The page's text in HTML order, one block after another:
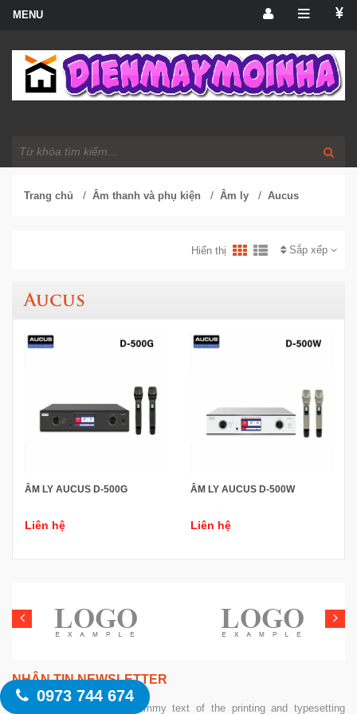
Trang chủ / Âm thanh và phụ kiện / Âm ly / Aucus
Sắp xếp
Hiển thị
Aucus
ÂM LY AUCUS D-500G
Liên hệ
ÂM LY AUCUS D-500W
Liên hệ
NHẬN TIN NEWSLETTER
Lorem Ipsum is simply dummy text of the printing and typesetting
0973 744 674